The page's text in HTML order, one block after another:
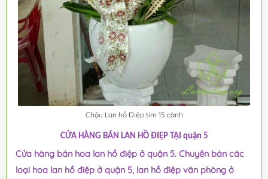
Chậu Lan hồ Điệp tím 15 cành
CỬA HÀNG BÁN LAN HỒ ĐIỆP TẠI quận 5
Cửa hàng bán hoa lan hồ điệp ở quận 5. Chuyên bán các
loại hoa lan hồ điệp ở quận 5, lan hồ điệp văn phòng ở